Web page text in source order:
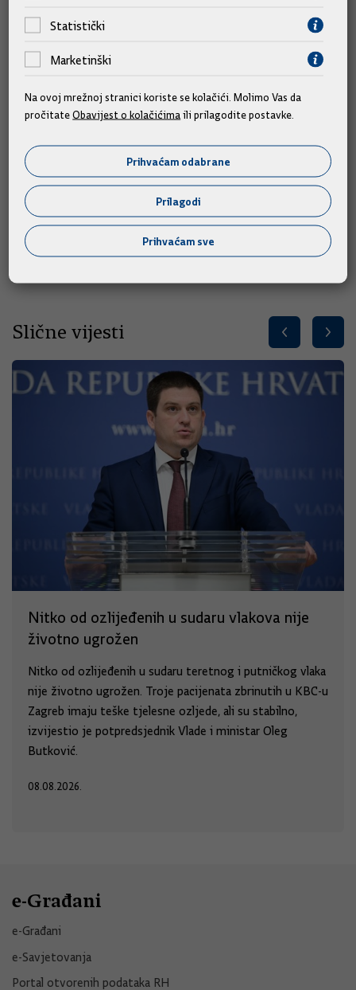
Domovinski rat i vojno-redarstvena operacija Oluja imali su
potvrdio pravomoćnim presudama i Međunarodni kazneni sud
Foto galerija
Slične vijesti
Nitko od ozlijeđenih u sudaru vlakova nije
životno ugrožen
Nitko od ozlijeđenih u sudaru teretnog i putničkog vlaka
nije životno ugrožen. Troje pacijenata zbrinutih u KBC-u
Zagreb imaju teške tjelesne ozljede, ali su stabilno,
izvijestio je potpredsjednik Vlade i ministar Oleg
Butković.
08.08.2026.
e-Građani
e-Građani
e-Savjetovanja
Portal otvorenih podataka RH
Statistički
Marketinški
Na ovoj mrežnoj stranici koriste se kolačići. Molimo Vas da
pročitateObavijest o kolačićimaili prilagodite postavke.
Prihvaćam odabrane
Prilagodi
Prihvaćam sve